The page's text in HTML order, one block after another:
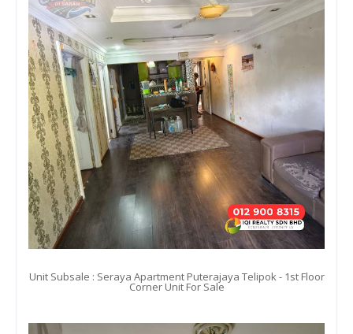
Unit Subsale : Seraya Apartment Puterajaya Telipok - 1st Floor
Corner Unit For Sale